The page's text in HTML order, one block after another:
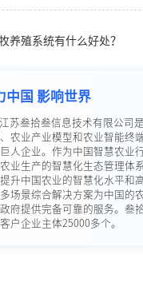
养殖系统有什么好处？
中国 影响世界
江苏叁拾叁信息技术有限公司
农业产业模型和农业智能终
人企业。作为中国智慧农业
业生产的智慧化生态管理体
升中国农业的智慧化水平和
场景综合解决方案为中国的
府提供完备可靠的服务。叁
户企业主体25000多个。